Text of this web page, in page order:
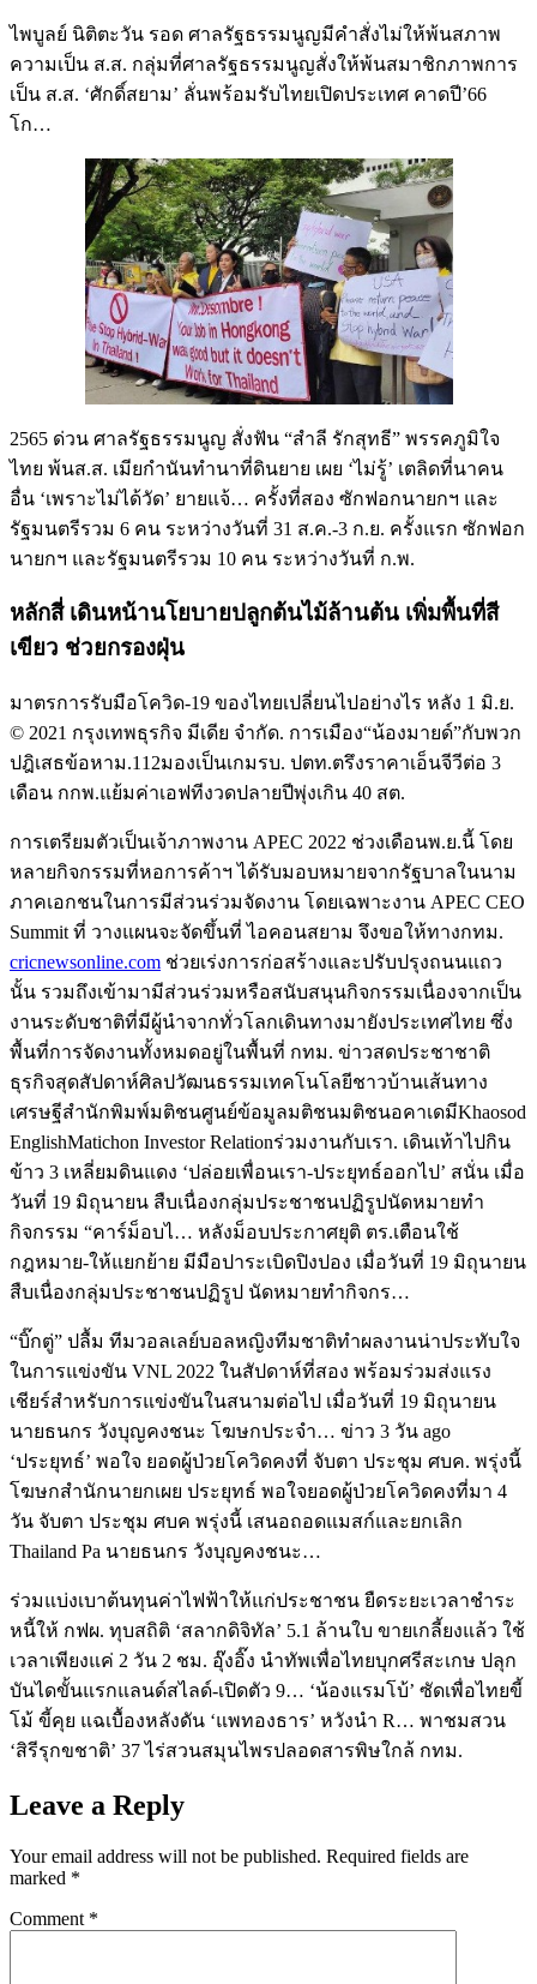
ไพบูลย์ นิติตะวัน รอด ศาลรัฐธรรมนูญมีคำสั่งไม่ให้พ้นสภาพ
ความเป็น ส.ส. กลุ่มที่ศาลรัฐธรรมนูญสั่งให้พ้นสมาชิกภาพการ
เป็น ส.ส. ‘ศักดิ์สยาม’ ลั่นพร้อมรับไทยเปิดประเทศ คาดปี’66
โก…
2565 ด่วน ศาลรัฐธรรมนูญ สั่งฟัน “สำลี รักสุทธี” พรรคภูมิใจ
ไทย พ้นส.ส. เมียกำนันทำนาที่ดินยาย เผย ‘ไม่รู้’ เตลิดที่นาคน
อื่น ‘เพราะไม่ได้วัด’ ยายแจ้… ครั้งที่สอง ซักฟอกนายกฯ และ
รัฐมนตรีรวม 6 คน ระหว่างวันที่ 31 ส.ค.-3 ก.ย. ครั้งแรก ซักฟอก
นายกฯ และรัฐมนตรีรวม 10 คน ระหว่างวันที่ ก.พ.
หลักสี่ เดินหน้านโยบายปลูกต้นไม้ล้านต้น เพิ่มพื้นที่สี
เขียว ช่วยกรองฝุ่น
มาตรการรับมือโควิด-19 ของไทยเปลี่ยนไปอย่างไร หลัง 1 มิ.ย.
© 2021 กรุงเทพธุรกิจ มีเดีย จำกัด. การเมือง“น้องมายด์”กับพวก
ปฎิเสธข้อหาม.112มองเป็นเกมรบ. ปตท.ตรึงราคาเอ็นจีวีต่อ 3
เดือน กกพ.แย้มค่าเอฟทีงวดปลายปีพุ่งเกิน 40 สต.
การเตรียมตัวเป็นเจ้าภาพงาน APEC 2022 ช่วงเดือนพ.ย.นี้ โดย
หลายกิจกรรมที่หอการค้าฯ ได้รับมอบหมายจากรัฐบาลในนาม
ภาคเอกชนในการมีส่วนร่วมจัดงาน โดยเฉพาะงาน APEC CEO
Summit ที่ วางแผนจะจัดขึ้นที่ ไอคอนสยาม จึงขอให้ทางกทม.
cricnewsonline.com ช่วยเร่งการก่อสร้างและปรับปรุงถนนแถว
นั้น รวมถึงเข้ามามีส่วนร่วมหรือสนับสนุนกิจกรรมเนื่องจากเป็น
งานระดับชาติที่มีผู้นำจากทั่วโลกเดินทางมายังประเทศไทย ซึ่ง
พื้นที่การจัดงานทั้งหมดอยู่ในพื้นที่ กทม. ข่าวสดประชาชาติ
ธุรกิจสุดสัปดาห์ศิลปวัฒนธรรมเทคโนโลยีชาวบ้านเส้นทาง
เศรษฐีสำนักพิมพ์มติชนศูนย์ข้อมูลมติชนมติชนอคาเดมีKhaosod
EnglishMatichon Investor Relationร่วมงานกับเรา. เดินเท้าไปกิน
ข้าว 3 เหลี่ยมดินแดง ‘ปล่อยเพื่อนเรา-ประยุทธ์ออกไป’ สนั่น เมื่อ
วันที่ 19 มิถุนายน สืบเนื่องกลุ่มประชาชนปฏิรูปนัดหมายทำ
กิจกรรม “คาร์ม็อบไ… หลังม็อบประกาศยุติ ตร.เตือนใช้
กฎหมาย-ให้แยกย้าย มีมือปาระเบิดปิงปอง เมื่อวันที่ 19 มิถุนายน
สืบเนื่องกลุ่มประชาชนปฏิรูป นัดหมายทำกิจกร…
“บิ๊กตู่” ปลื้ม ทีมวอลเลย์บอลหญิงทีมชาติทำผลงานน่าประทับใจ
ในการแข่งขัน VNL 2022 ในสัปดาห์ที่สอง พร้อมร่วมส่งแรง
เชียร์สำหรับการแข่งขันในสนามต่อไป เมื่อวันที่ 19 มิถุนายน
นายธนกร วังบุญคงชนะ โฆษกประจำ… ข่าว 3 วัน ago
‘ประยุทธ์’ พอใจ ยอดผู้ป่วยโควิดคงที่ จับตา ประชุม ศบค. พรุ่งนี้
โฆษกสำนักนายกเผย ประยุทธ์ พอใจยอดผู้ป่วยโควิดคงที่มา 4
วัน จับตา ประชุม ศบค พรุ่งนี้ เสนอถอดแมสก์และยกเลิก
Thailand Pa นายธนกร วังบุญคงชนะ…
ร่วมแบ่งเบาต้นทุนค่าไฟฟ้าให้แก่ประชาชน ยืดระยะเวลาชำระ
หนี้ให้ กฟผ. ทุบสถิติ ‘สลากดิจิทัล’ 5.1 ล้านใบ ขายเกลี้ยงแล้ว ใช้
เวลาเพียงแค่ 2 วัน 2 ชม. อุ๊งอิ๊ง นำทัพเพื่อไทยบุกศรีสะเกษ ปลุก
บันไดขั้นแรกแลนด์สไลด์-เปิดตัว 9… ‘น้องแรมโบ้’ ซัดเพื่อไทยขี้
โม้ ขี้คุย แฉเบื้องหลังดัน ‘แพทองธาร’ หวังนำ R… พาชมสวน
‘สิรีรุกขชาติ’ 37 ไร่สวนสมุนไพรปลอดสารพิษใกล้ กทม.
Leave a Reply
Your email address will not be published. Required fields are
marked *
Comment *